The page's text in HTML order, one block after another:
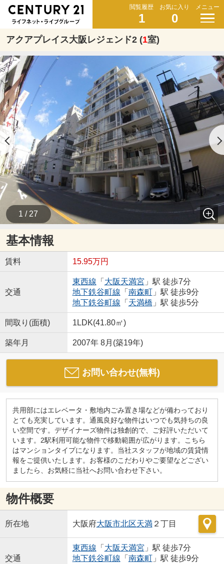
閲覧履歴
1
お気に入り
0
メニュー
アクアプレイス大阪レジェンド2 (1室)
1 / 27
基本情報
賃料 15.95万円
交通
東西線 「 大阪天満宮 」駅 徒歩7分
地下鉄谷町線 「 南森町」駅 徒歩9分
地下鉄谷町線 「 天満橋 」駅 徒歩5分
間取り(面積) 1LDK(41.80㎡)
築年月 2007年 8月(築19年)
お問い合わせ(無料)
共用部にはエレベータ・敷地内ごみ置き場などが備わっており
とても充実しています。通風良好な物件はいつでも気持ちの良
い空間です。デザイナーズ物件は独創的で、ご好評いただいて
います。2駅利用可能な物件で移動範囲が広がります。こちら
はマンションタイプになります。当社スタッフが地域の賃貸情
報をご提供いたします。お客様のこだわりやご要望などござい
ましたら、お気軽に当社へお問い合わせ下さい。
物件概要
所在地 大阪府大阪市北区天満２丁目
交通
東西線 「 大阪天満宮 」駅 徒歩7分
地下鉄谷町線 「 南森町」駅 徒歩9分